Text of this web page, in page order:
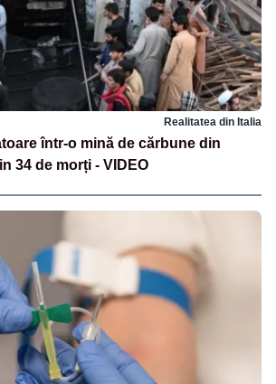
Realitatea din Italia
într-o mină de cărbune din
34 de morți - VIDEO